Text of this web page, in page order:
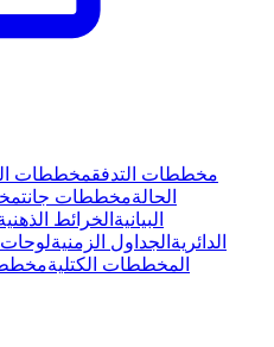
مخططات التدفقمخططات
الحالةمخططات جانت
رسوم Git البيانية الخرائط
الدائرية الجداول الزمنيةلوحات
المخططات الكتلية